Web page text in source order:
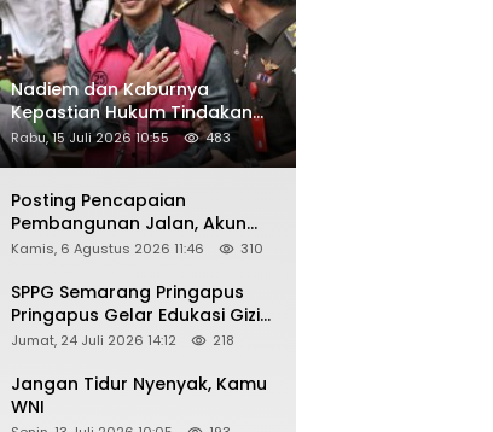
Nadiem dan Kaburnya
Kepastian Hukum Tindakan
Pejabat Publik
Rabu, 15 Juli 2026 10:55 483
Posting Pencapaian
Pembangunan Jalan, Akun
Facebook Pemerintah
“Dirujak” Warganet
Kamis, 6 Agustus 2026 11:46 310
SPPG Semarang Pringapus
Pringapus Gelar Edukasi Gizi
di PAUD Bina Balita Peringati
Jumat, 24 Juli 2026 14:12 218
Jangan Tidur Nyenyak, Kamu
WNI